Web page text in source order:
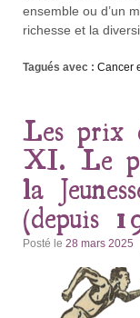
ensemble ou d’un
richesse et la
Tagués avec : Cancer
Les prix
XI. Le
la
(depuis
Posté le 28 mars 2025